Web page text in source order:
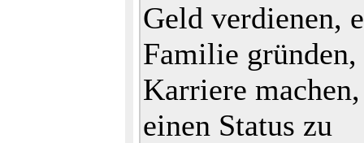
Geld verdienen,
Familie gründen,
Karriere
einen Status zu